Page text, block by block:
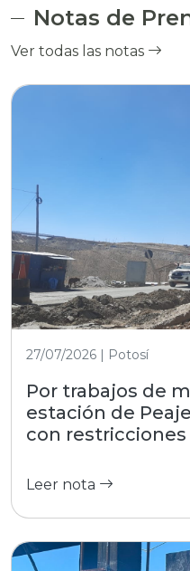
Notas de
Ver todas las notas
27/07/2026 | Potosí
Por trabajos de
estación de
con
Leer nota